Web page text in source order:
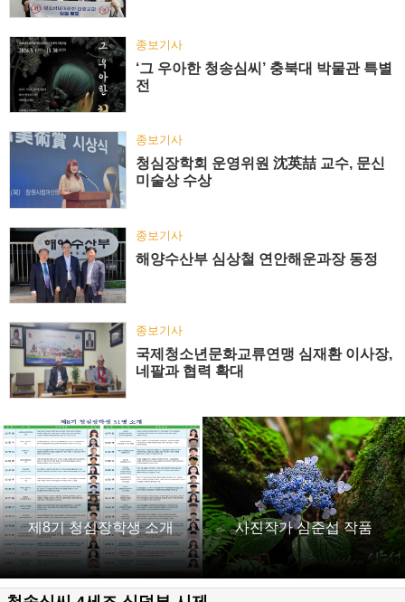
종보기사
‘그 우아한 청송심씨’ 충북대 박물관 특별
전
종보기사
청심장학회 운영위원 沈英喆 교수, 문신
미술상 수상
종보기사
해양수산부 심상철 연안해운과장 동정
종보기사
국제청소년문화교류연맹 심재환 이사장,
네팔과 협력 확대
제8기 청심장학생 소개 사진작가 심준섭 작품